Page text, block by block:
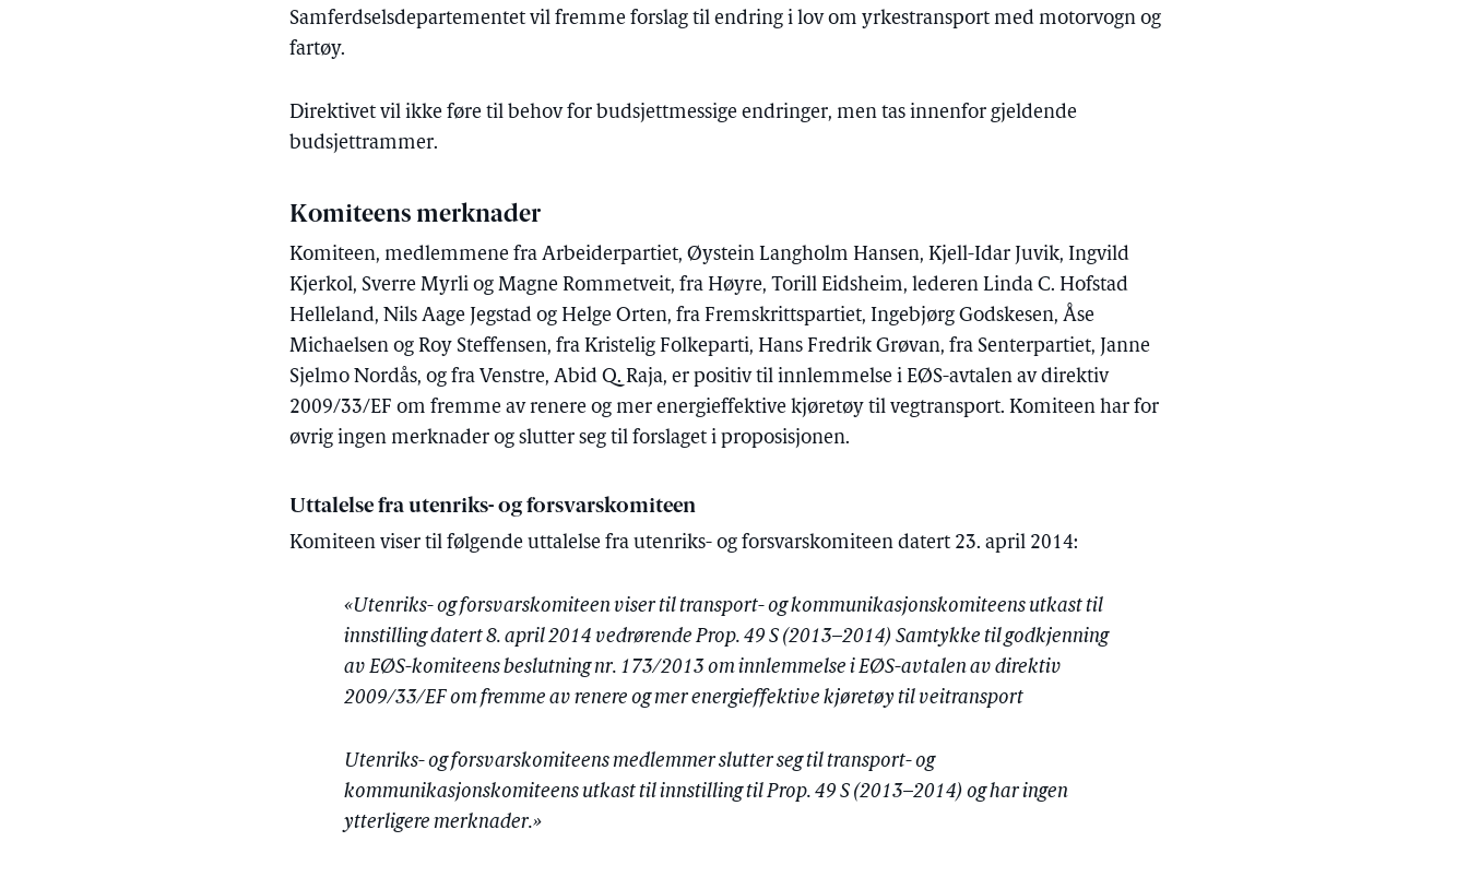
Samferdselsdepartementet vil fremme forslag til endring i lov om yrkestransport med motorvogn og
fartøy.
Direktivet vil ikke føre til behov for budsjettmessige endringer, men tas innenfor gjeldende
budsjettrammer.
Komiteens merknader
Komiteen, medlemmene fra Arbeiderpartiet, Øystein Langholm Hansen, Kjell-Idar Juvik, Ingvild
Kjerkol, Sverre Myrli og Magne Rommetveit, fra Høyre, Torill Eidsheim, lederen Linda C. Hofstad
Helleland, Nils Aage Jegstad og Helge Orten, fra Fremskrittspartiet, Ingebjørg Godskesen, Åse
Michaelsen og Roy Steffensen, fra Kristelig Folkeparti, Hans Fredrik Grøvan, fra Senterpartiet, Janne
Sjelmo Nordås, og fra Venstre, Abid Q. Raja, er positiv til innlemmelse i EØS-avtalen av direktiv
2009/33/EF om fremme av renere og mer energieffektive kjøretøy til vegtransport. Komiteen har for
øvrig ingen merknader og slutter seg til forslaget i proposisjonen.
Uttalelse fra utenriks- og forsvarskomiteen
Komiteen viser til følgende uttalelse fra utenriks- og forsvarskomiteen datert 23. april 2014:
«Utenriks- og forsvarskomiteen viser til transport- og kommunikasjonskomiteens utkast til
innstilling datert 8. april 2014 vedrørende Prop. 49 S (2013–2014) Samtykke til godkjenning
av EØS-komiteens beslutning nr. 173/2013 om innlemmelse i EØS-avtalen av direktiv
2009/33/EF om fremme av renere og mer energieffektive kjøretøy til veitransport
Utenriks- og forsvarskomiteens medlemmer slutter seg til transport- og
kommunikasjonskomiteens utkast til innstilling til Prop. 49 S (2013–2014) og har ingen
ytterligere merknader.»